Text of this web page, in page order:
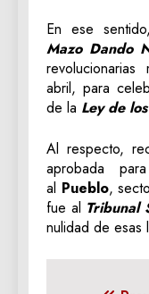
En ese
Mazo Dando
abril, para
de la Ley de
Al respecto,
aprobada
al Pueblo,
fue al Tribunal
nulidad de